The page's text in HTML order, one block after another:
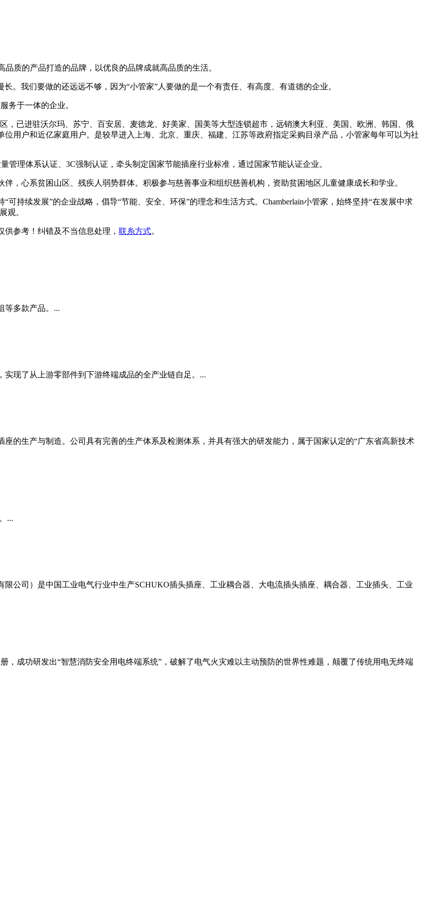
质的产品打造的品牌，以优良的品牌成就高品质的生活。
。我们要做的还远远不够，因为“小管家”人要做的是一个有责任、有高度、有道德的企业。
务于一体的企业。
，已进驻沃尔玛、苏宁、百安居、麦德龙、好美家、国美等大型连锁超市，远销澳大利亚、美国、欧洲、韩国、俄
用户和近亿家庭用户。是较早进入上海、北京、重庆、福建、江苏等政府指定采购目录产品，小管家每年可以为社
管理体系认证、3C强制认证，牵头制定国家节能插座行业标准，通过国家节能认证企业。
，心系贫困山区、残疾人弱势群体。积极参与慈善事业和组织慈善机构，资助贫困地区儿童健康成长和学业。
持续发展”的企业战略，倡导“节能、安全、环保”的理念和生活方式。Chamberlain小管家，始终坚持“在发展中求
观。
供参考 ！纠错及不当信息处理， 联糸方式。
等多款产品。...
现了从上游零部件到下游终端成品的全产业链自足。...
的生产与制造。公司具有完善的生产体系及检测体系，并具有强大的研发能力，属于国家认定的“广东省高新技术
...
公司）是中国工业电气行业中生产SCHUKO插头插座、工业耦合器、大电流插头插座、耦合器、工业插头、工业
，成功研发出“智慧消防安全用电终端系统”，破解了电气火灾难以主动预防的世界性难题，颠覆了传统用电无终端